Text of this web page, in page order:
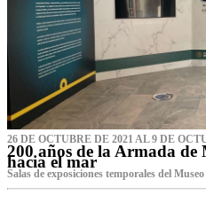
26 DE OCTUBRE DE 2021 AL 9 DE
200 años de la Armada
hacia el mar
Salas de exposiciones temporales del Museo‌